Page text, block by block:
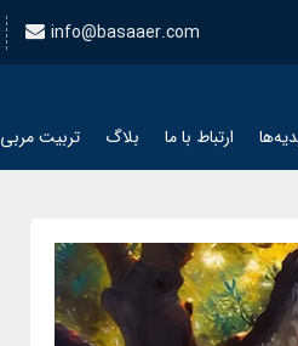
info@basaaer.com
ارتباط با ما بلاگ تربیت مربی